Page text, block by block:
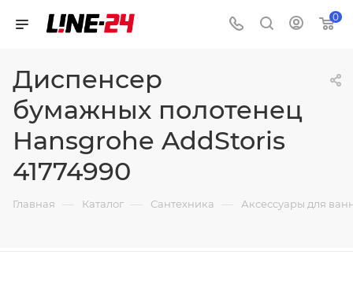
0
Диспенсер
бумажных полотенец
Hansgrohe AddStoris
41774990
Главная — Каталог — Сантехника — Аксессуары для